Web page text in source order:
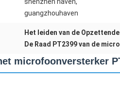
shenzhen haven,
guangzhouhaven
Het leiden van de
De Raad PT2399 van de
microfoonversterker